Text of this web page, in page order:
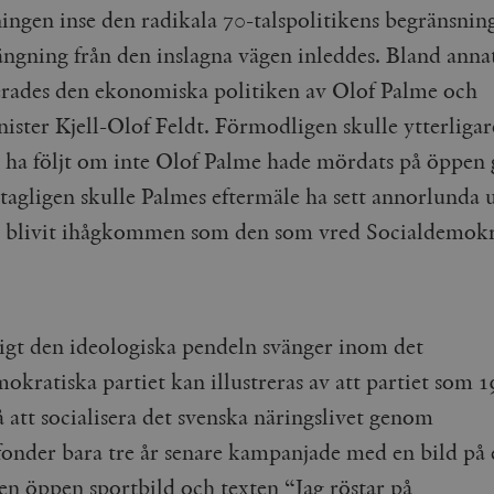
inse den radikala 70-talspolitikens
från den inslagna vägen inleddes. Bland
den ekonomiska politiken av Olof Palme och
Kjell-Olof Feldt. Förmodligen skulle
följt om inte Olof Palme hade mördats på öppen
skulle Palmes eftermäle ha sett annorlunda
blivit ihågkommen som den som vred
den ideologiska pendeln svänger inom det
partiet kan illustreras av att partiet som
socialisera det svenska näringslivet genom
bara tre år senare kampanjade med en bild på
öppen sportbild och texten “Jag röstar på
Google LLC
.timbro.se
1 dag
Denna cookie ställs in av Google Analytics. Den
unikt värde för varje besökt sida och används
sidvisningar.
sekunder
mönsterelementet i namnet innehåller det unika
som används för att begränsa mängden data
webbplatser med hög trafikvolym.
.timbro.se
1 år 1
Denna cookie används av Google Analytics för att
sessionstillståndet.
Mailchimp
timbro.se
28 dagar
Cloudflare
.podbean.com
30
minuter
Denna cookie används för att skilja mellan människor och
för webbplatsen för att göra giltiga rapporter om
Meta
Platform Inc.
.timbro.se
3
Används av Facebook för att leverera en serie
från tredjepartsannonsörer
Vimeo.com
Inc.
.vimeo.com
1 år 1
månad
Dessa kakor används av Vimeo-videospelaren på